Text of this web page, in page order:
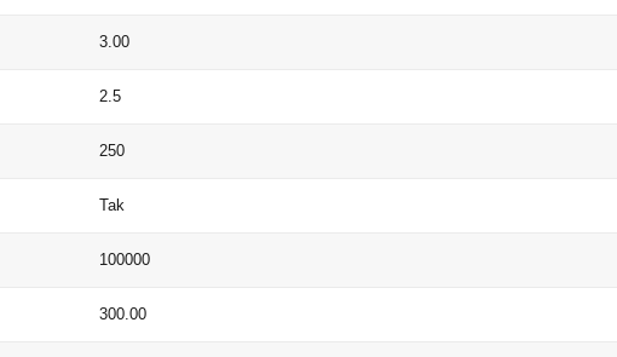
3.00
2.5
250
Tak
100000
300.00